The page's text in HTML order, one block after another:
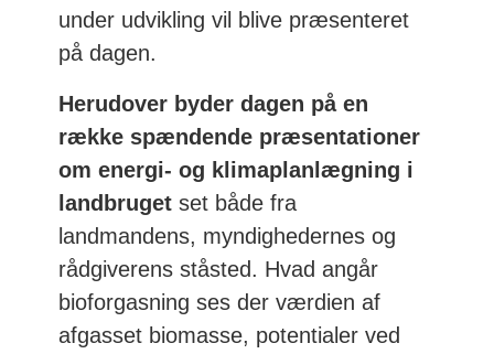
under udvikling vil blive præsenteret
på dagen.
Herudover byder dagen på en
række spændende præsentationer
om energi- og klimaplanlægning i
landbruget set både fra
landmandens, myndighedernes og
rådgiverens ståsted. Hvad angår
bioforgasning ses der værdien af
afgasset biomasse, potentialer ved